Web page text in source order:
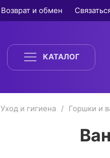
Возврат и обмен
КАТАЛОГ
Уход и гигиена Горшки и